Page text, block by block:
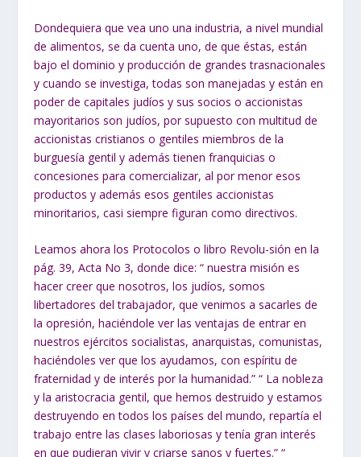
Dondequiera que vea uno una industria, a nivel mundial
de alimentos, se da cuenta uno, de que éstas, están
bajo el dominio y producción de grandes trasnacionales
y cuando se investiga, todas son manejadas y están en
poder de capitales judíos y sus socios o accionistas
mayoritarios son judíos, por supuesto con multitud de
accionistas cristianos o gentiles miembros de la
burguesía gentil y además tienen franquicias o
concesiones para comercializar, al por menor esos
productos y además esos gentiles accionistas
minoritarios, casi siempre figuran como directivos.
Leamos ahora los Protocolos o libro Revolu-sión en la
pág. 39, Acta No 3, donde dice:“ nuestra misión es
hacer creer que nosotros,los judíos, somos
libertadores del trabajador, que venimos a sacarles de
la opresión, haciéndole ver las ventajas de entrar en
nuestros ejércitos socialistas, anarquistas, comunistas,
haciéndoles ver que los ayudamos, con espíritu de
fraternidad y de interés por la humanidad.” “ La nobleza
y la aristocracia gentil, que hemos destruido y estamos
destruyendo en todos los países del mundo, repartía el
trabajo entre las clases laboriosas y tenía gran interés
en que pudieran vivir y criarse sanos y fuertes.” “